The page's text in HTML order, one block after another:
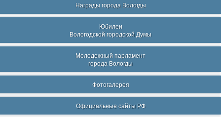
Награды города Вологды
Юбилеи
Вологодской городской Думы
Молодежный парламент
города Вологды
Фотогалерея
Официальные сайты РФ